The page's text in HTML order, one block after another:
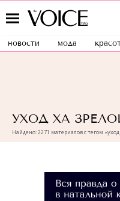
новости мода
УХОД ХА
Найдено: 2271 материалов с тегом